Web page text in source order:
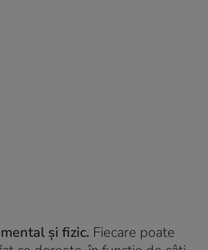
și fizic. Fiecare poate